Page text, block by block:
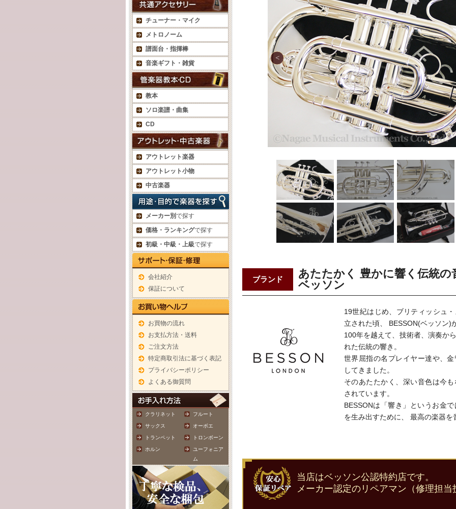
チューナー・マイク
メトロノーム
譜面台・指揮棒
音楽ギフト・雑貨
教本
ソロ楽譜・曲集
CD
アウトレット楽器
アウトレット小物
中古楽器
メーカー別で探す
価格・ランキングで探す
初級・中級・上級で探す
会社紹介
保証について
お買物の流れ
お支払方法・送料
ご注文方法
特定商取引法に基づく表記
プライバシーポリシー
よくある御質問
クラリネット フルート
サックス オーボエ
トランペット トロンボーン
ホルン
ユーフォニア
ム
ブランド
あたたかく 豊かに響く伝統の
ベッソン
19世紀はじめ、ブリティッシュ
立された頃、 BESSON(ベッソン)
100年を越えて、技術者、演奏か
れた伝統の響き。
世界屈指の名プレイヤー達や、
してきました。
そのあたたかく、深い音色は今
されています。
BESSONは「響き」というお金
を生み出すために、 最高の楽器
当店はベッソン公認特約店です。
メーカー認定のリペアマン（修理担